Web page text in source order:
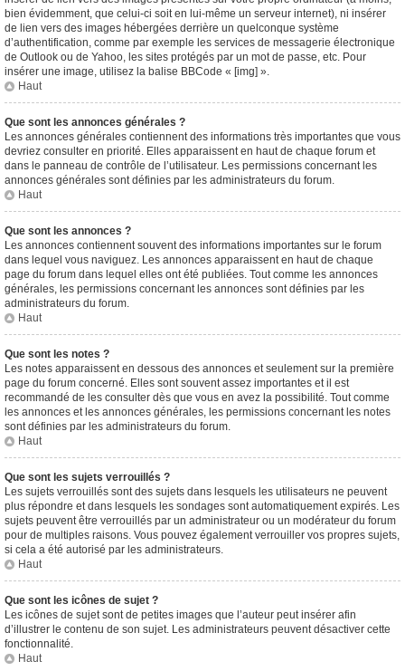
bien évidemment, que celui-ci soit en lui-même un serveur internet), ni insérer
de lien vers des images hébergées derrière un quelconque système
d’authentification, comme par exemple les services de messagerie électronique
de Outlook ou de Yahoo, les sites protégés par un mot de passe, etc. Pour
insérer une image, utilisez la balise BBCode « [img] ».
Haut
Que sont les annonces générales ?
Les annonces générales contiennent des informations très importantes que vous
devriez consulter en priorité. Elles apparaissent en haut de chaque forum et
dans le panneau de contrôle de l’utilisateur. Les permissions concernant les
annonces générales sont définies par les administrateurs du forum.
Haut
Que sont les annonces ?
Les annonces contiennent souvent des informations importantes sur le forum
dans lequel vous naviguez. Les annonces apparaissent en haut de chaque
page du forum dans lequel elles ont été publiées. Tout comme les annonces
générales, les permissions concernant les annonces sont définies par les
administrateurs du forum.
Haut
Que sont les notes ?
Les notes apparaissent en dessous des annonces et seulement sur la première
page du forum concerné. Elles sont souvent assez importantes et il est
recommandé de les consulter dès que vous en avez la possibilité. Tout comme
les annonces et les annonces générales, les permissions concernant les notes
sont définies par les administrateurs du forum.
Haut
Que sont les sujets verrouillés ?
Les sujets verrouillés sont des sujets dans lesquels les utilisateurs ne peuvent
plus répondre et dans lesquels les sondages sont automatiquement expirés. Les
sujets peuvent être verrouillés par un administrateur ou un modérateur du forum
pour de multiples raisons. Vous pouvez également verrouiller vos propres sujets,
si cela a été autorisé par les administrateurs.
Haut
Que sont les icônes de sujet ?
Les icônes de sujet sont de petites images que l’auteur peut insérer afin
d’illustrer le contenu de son sujet. Les administrateurs peuvent désactiver cette
fonctionnalité.
Haut